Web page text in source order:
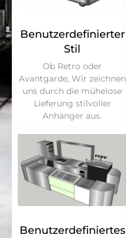
Benutzerdefinierter
Stil
Ob Retro oder
Avantgarde, Wir zeichnen
uns durch die mühelose
Lieferung stilvoller
Anhänger aus.
Benutzerdefiniertes